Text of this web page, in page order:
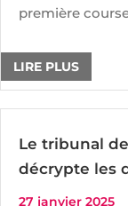
première
LIRE PLUS
Le tribunal
décrypte les
27 janvier 2025